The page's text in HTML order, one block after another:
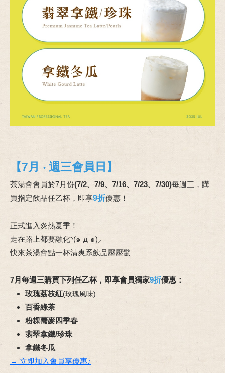
【7月 ‧ 週三會員日】
茶湯會會員於7月份(7/2、7/9、7/16、7/23、7/30)每週三，購
買指定飲品任乙杯，即享9折優惠 ！
正式進入炎熱夏季！
走在路上都要融化◝(๑⁺д⁺๑)◞
快來茶湯會點一杯清爽系飲品壓壓驚
7月每週三購買下列任乙杯，即享會員獨家9折優惠：
玫瑰荔枝紅(玫瑰風味)
百香綠茶
粉粿蕎麥四季春
翡翠拿鐵/珍珠
拿鐵冬瓜
→ 立即加入會員享優惠♪